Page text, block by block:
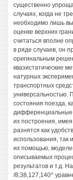
существенно
случаях, когда не
необходимо лишь
оценке верхних
считаться вполне
в ряде случаев, он
оригинальным
квазистатические
натурных
транспортных
универсальностью.
состояния поезда,
дифференциальные
их построения,
разнятся как
использования, так
их помощью,
описываемых
результатов и т.д.
/8,38,127,140^